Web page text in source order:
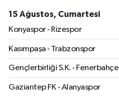
15 Ağustos, Cumartesi
Konyaspor - Rizespor
Kasımpaşa - Trabzonspor
Gençlerbirliği S.K. - Fenerbahçe
Gaziantep FK - Alanyaspor